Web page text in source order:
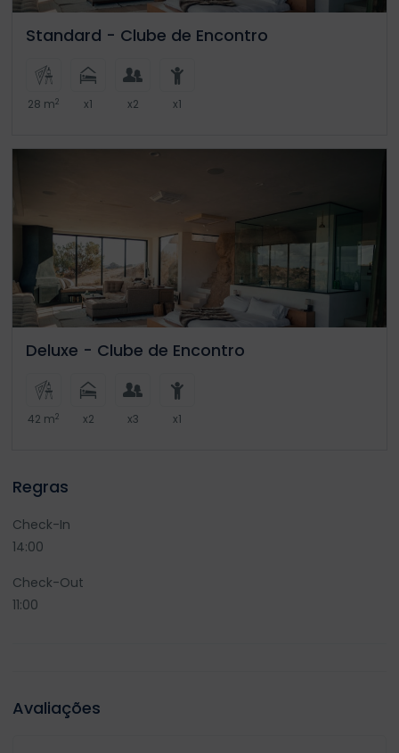
Standard - Clube de Encontro
28 m2 x1 x2 x1
Deluxe - Clube de Encontro
42 m2 x2 x3 x1
Regras
Check-In
14:00
Check-Out
11:00
Avaliações